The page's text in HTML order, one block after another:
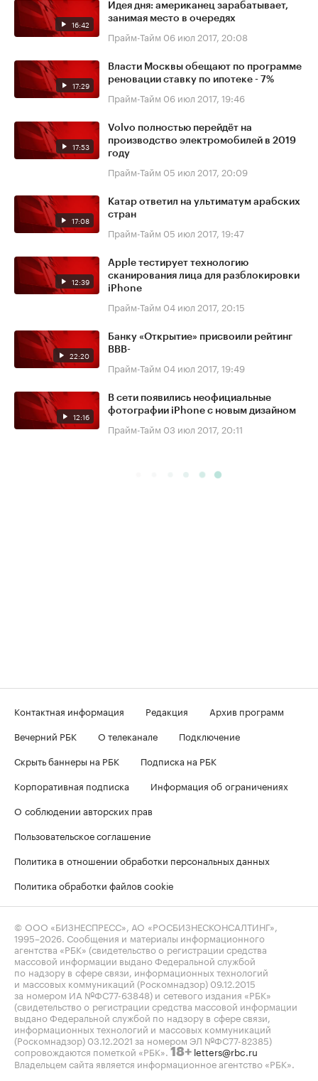
16:42
Идея дня: американец зарабатывает,
занимая место в очередях
Прайм-Тайм 06 июл 2017, 20:08
17:29
Власти Москвы обещают по программе
реновации ставку по ипотеке - 7%
Прайм-Тайм 06 июл 2017, 19:46
17:53
Volvo полностью перейдёт на
производство электромобилей в 2019
году
Прайм-Тайм 05 июл 2017, 20:09
17:08
Катар ответил на ультиматум арабских
стран
Прайм-Тайм 05 июл 2017, 19:47
12:39
Apple тестирует технологию
сканирования лица для разблокировки
iPhone
Прайм-Тайм 04 июл 2017, 20:15
22:20
Банку «Открытие» присвоили рейтинг
BBB-
Прайм-Тайм 04 июл 2017, 19:49
12:16
В сети появились неофициальные
фотографии iPhone с новым дизайном
Прайм-Тайм 03 июл 2017, 20:11
Контактная информация Редакция
Архив программ
Вечерний РБК
О телеканале
Подключение
Скрыть баннеры на РБК
Подписка на РБК
Корпоративная подписка
Информация об ограничениях
О соблюдении авторских прав
Пользовательское соглашение
Политика в отношении обработки персональных данных
Политика обработки файлов cookie
© ООО «БИЗНЕСПРЕСС», АО «РОСБИЗНЕСКОНСАЛТИНГ»,
1995–2026. Сообщения и материалы информационного
агентства «РБК» (свидетельство о регистрации средства
массовой информации выдано Федеральной службой
по надзору в сфере связи, информационных технологий
и массовых коммуникаций (Роскомнадзор) 09.12.2015
за номером ИА №ФС77-63848) и сетевого издания «РБК»
(свидетельство о регистрации средства массовой информации
выдано Федеральной службой по надзору в сфере связи,
информационных технологий и массовых коммуникаций
(Роскомнадзор) 03.12.2021 за номером ЭЛ №ФС77-82385)
сопровождаются пометкой «РБК». 18+ letters@rbc.ru
Владельцем сайта является информационное агентство «РБК».